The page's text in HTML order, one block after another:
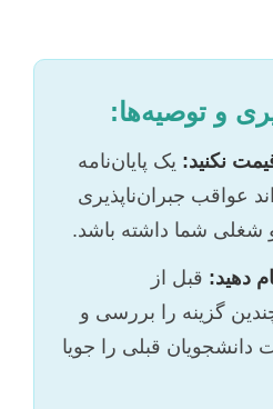
و توصیه‌ها:
نکنید: یک پایان‌نامه
عواقب جبران‌ناپذیری
شغلی شما داشته باشد.
دهید: قبل از
گزینه را بررسی و
دانشجویان قبلی را جویا